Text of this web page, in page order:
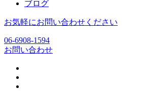
ブログ
お気軽にお問い合わせください
06-6908-1594
お問い合わせ